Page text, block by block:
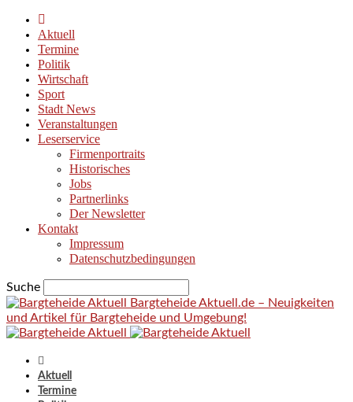
Aktuell
Termine
Politik
Wirtschaft
Sport
Stadt News
Veranstaltungen
Leserservice
Firmenportraits
Historisches
Jobs
Partnerlinks
Der Newsletter
Kontakt
Impressum
Datenschutzbedingungen
Suche
Bargteheide Aktuell.de – Neuigkeiten
und Artikel für Bargteheide und Umgebung!
Aktuell
Termine